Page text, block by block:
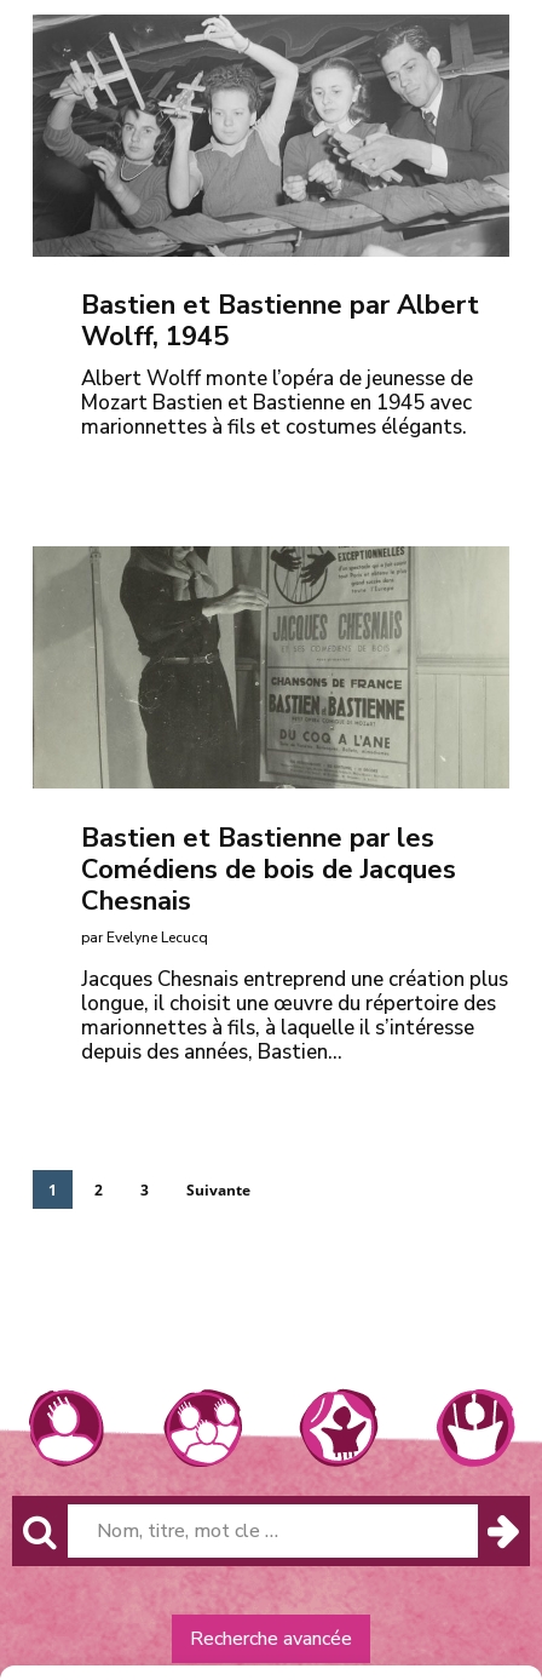
Bastien et Bastienne par Albert
Wolff, 1945
Albert Wolff monte l’opéra de jeunesse de
Mozart Bastien et Bastienne en 1945 avec
marionnettes à fils et costumes élégants.
Bastien et Bastienne par les
Comédiens de bois de Jacques
Chesnais
par Evelyne Lecucq
Jacques Chesnais entreprend une création plus
longue, il choisit une œuvre du répertoire des
marionnettes à fils, à laquelle il s’intéresse
depuis des années, Bastien…
1 2 3 Suivante
Recherche avancée